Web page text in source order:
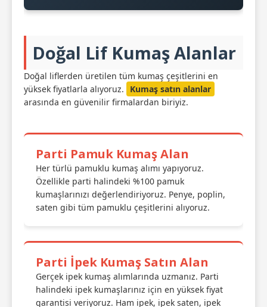
Doğal Lif Kumaş Alanlar
Doğal liflerden üretilen tüm kumaş çeşitlerini en
yüksek fiyatlarla alıyoruz.
Kumaş satın alanlar
arasında en güvenilir firmalardan biriyiz.
Parti Pamuk Kumaş Alan
Her türlü pamuklu kumaş alımı yapıyoruz.
Özellikle parti halindeki %100 pamuk
kumaşlarınızı değerlendiriyoruz. Penye, poplin,
saten gibi tüm pamuklu çeşitlerini alıyoruz.
Parti İpek Kumaş Satın Alan
Gerçek ipek kumaş alımlarında uzmanız. Parti
halindeki ipek kumaşlarınız için en yüksek fiyat
garantisi veriyoruz. Ham ipek, ipek saten, ipek